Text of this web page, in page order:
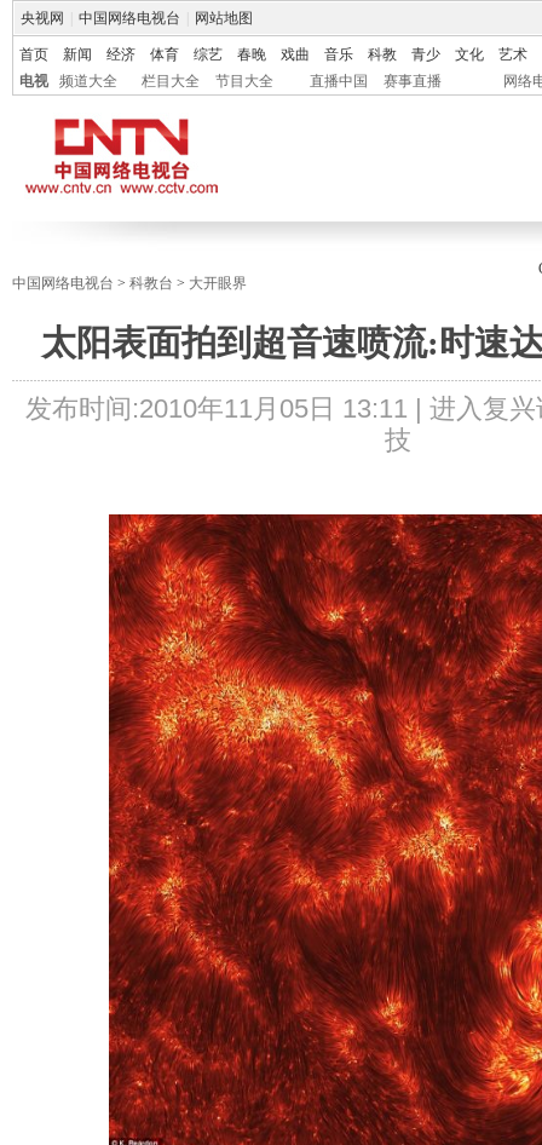
央视网 中国网络电视台 网站地图
首页 新闻 经济 体育 综艺 春晚 戏曲 音乐 科教 青少 文化
艺术
电视
频道大全 栏目大全 节目大全 直播中国 赛事直播 网络
中国网络电视台 > 科教台 > 大开眼界
太阳表面拍到超音速喷流:时速
发布时间:2010年11月05日 13:11 | 进入复兴
技